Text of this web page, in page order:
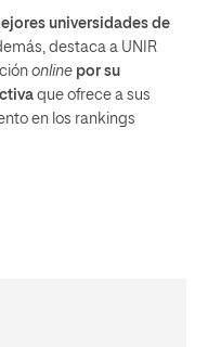
universidades de
destaca a UNIR
online por su
que ofrece a sus
en los rankings